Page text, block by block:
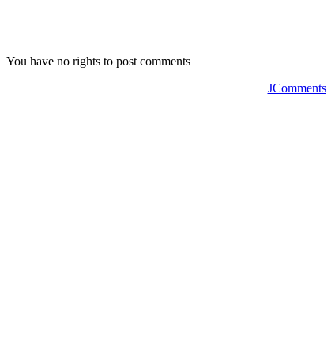
You have no rights to post comments
JComments